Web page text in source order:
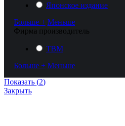
Японское издание
Больше + Меньше
Фирма производитель
TBM
Больше + Меньше
Показать (2)
Закрыть